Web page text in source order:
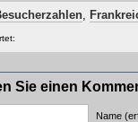
,
Sie einen
Name